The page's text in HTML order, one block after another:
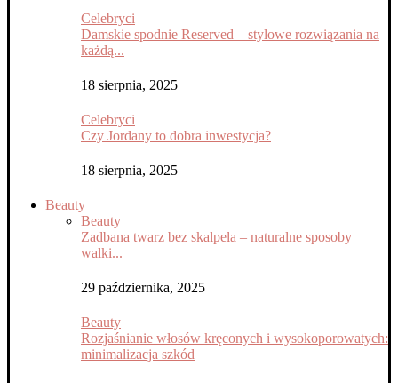
Celebryci
Damskie spodnie Reserved – stylowe rozwiązania na
każdą...
18 sierpnia, 2025
Celebryci
Czy Jordany to dobra inwestycja?
18 sierpnia, 2025
Beauty
Beauty
Zadbana twarz bez skalpela – naturalne sposoby
walki...
29 października, 2025
Beauty
Rozjaśnianie włosów kręconych i wysokoporowatych:
minimalizacja szkód